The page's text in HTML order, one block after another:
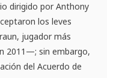
dirigido por Anthony
los leves
jugador más
2011—; sin embargo,
del Acuerdo de